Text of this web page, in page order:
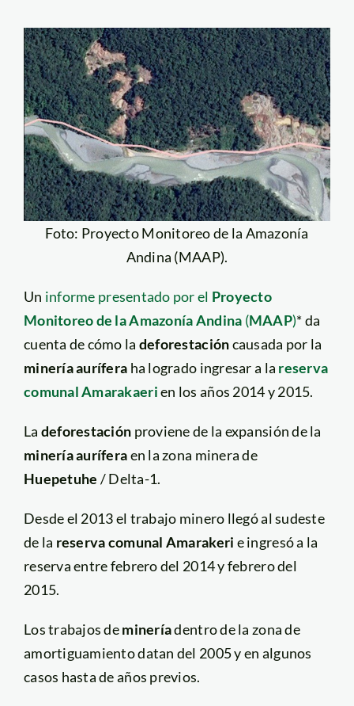
Foto: Proyecto Monitoreo de la Amazonía
Andina (MAAP).
Un informe presentado por el Proyecto
Monitoreo de la Amazonía Andina (MAAP)* da
cuenta de cómo la deforestacióncausada por la
minería aurífera ha logrado ingresar a la reserva
comunal Amarakaerien los años 2014 y 2015.
La deforestación proviene de la expansión de la
minería auríferaen la zona minera de
Huepetuhe / Delta-1.
Desde el 2013 el trabajo minero llegó al sudeste
de la reserva comunal Amarakeri e ingresó a la
reserva entre febrero del 2014 y febrero del
2015.
Los trabajos demineríadentro de la zona de
amortiguamiento datan del 2005 y en algunos
casos hasta de años previos.